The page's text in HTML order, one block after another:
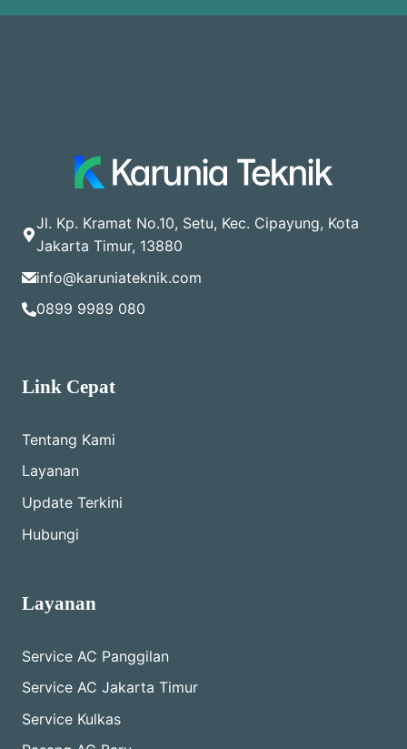
Jl. Kp. Kramat No.10, Setu, Kec. Cipayung, Kota
Jakarta Timur, 13880
info@karuniateknik.com
0899 9989 080
Link Cepat
Tentang Kami
Layanan
Update Terkini
Hubungi
Layanan
Service AC Panggilan
Service AC Jakarta Timur
Service Kulkas